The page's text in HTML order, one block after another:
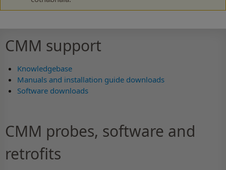
CMM support
Knowledgebase
Manuals and installation guide downloads
Software downloads
CMM probes, software and
retrofits